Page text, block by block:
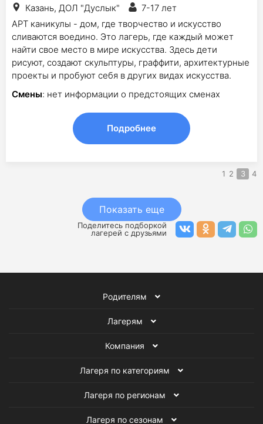
Казань, ДОЛ "Дуслык"
7-17 лет
АРТ каникулы - дом, где творчество и искусство
сливаются воедино. Это лагерь, где каждый может
найти свое место в мире искусства. Здесь дети
рисуют, создают скульптуры, граффити, архитектурные
проекты и пробуют себя в других видах искусства.
Смены: нет информации о предстоящих сменах
Подробнее
1 2 3 4
Показать еще
Поделитесь подборкой
лагерей с друзьями
Родителям
Лагерям
Компания
Лагеря по категориям
Лагеря по регионам
Лагеря по сезонам